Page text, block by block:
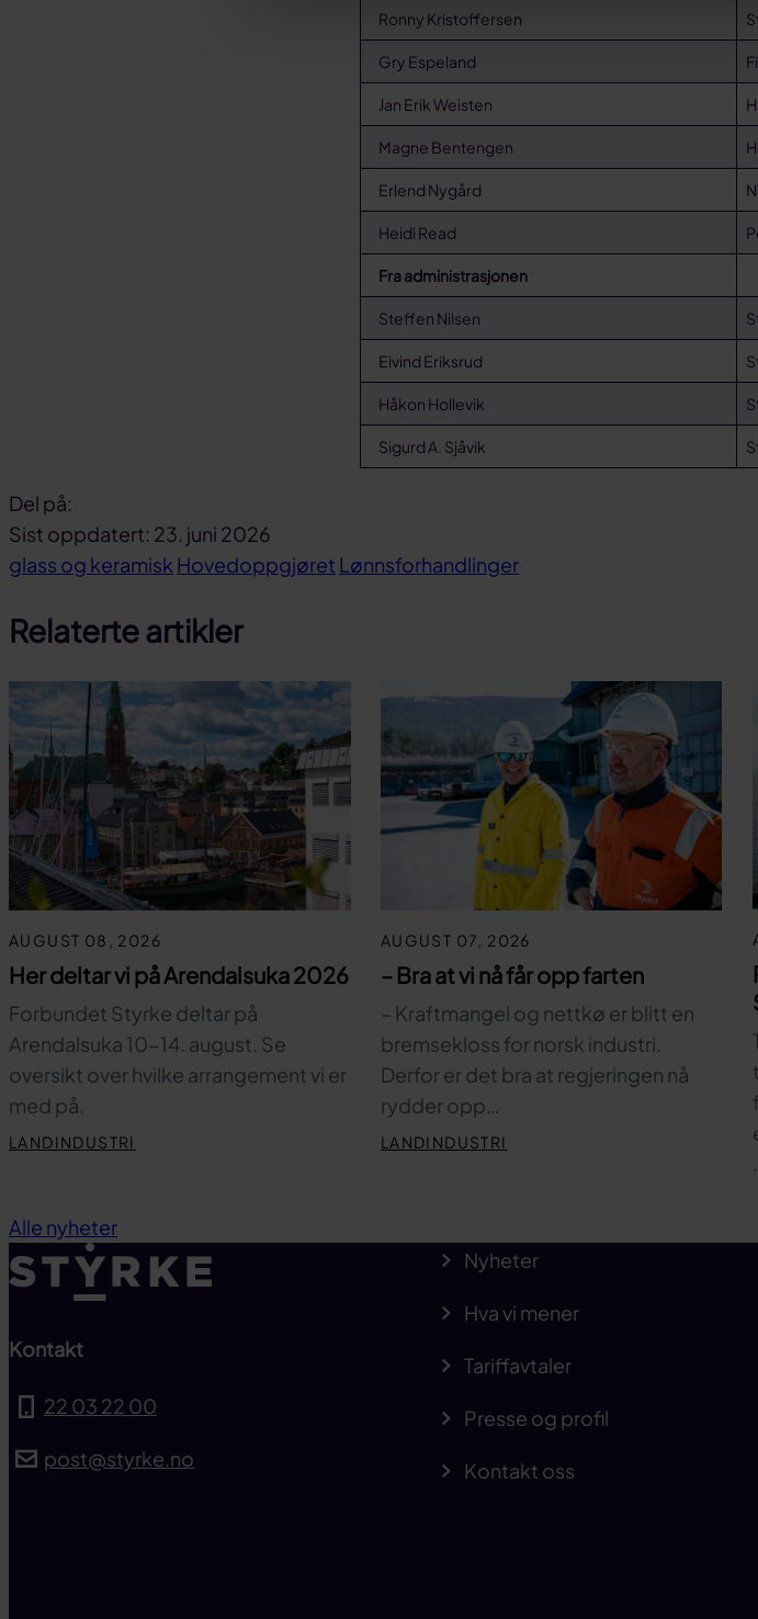
Ronny Kristoffersen
Gry Espeland
Jan Erik Weisten
Magne Bentengen
Erlend Nygård
Heidi Read
Fra administrasjonen
Steffen Nilsen
Eivind Eriksrud
Håkon Hollevik
Sigurd A. Sjåvik
Del på:
Del
på
Del
på
Del
link
Sist oppdatert: 23. juni 2026
glass og keramisk Hovedoppgjøret Lønnsforhandlinger
Relaterte artikler
AUGUST 08, 2026
Her deltar vi på Arendalsuka 2026
Forbundet Styrke deltar på
Arendalsuka 10-14. august. Se
oversikt over hvilke arrangement vi er
med på.
LANDINDUSTRI
AUGUST 07, 2026
– Bra at vi nå får opp farten
– Kraftmangel og nettkø er blitt en
bremsekloss for norsk industri.
Derfor er det bra at regjeringen nå
rydder opp…
LANDINDUSTRI
Alle nyheter
Kontakt
22 03 22 00
post@styrke.no
Nyheter
Hva vi mener
Tariffavtaler
Presse og profil
Kontakt oss